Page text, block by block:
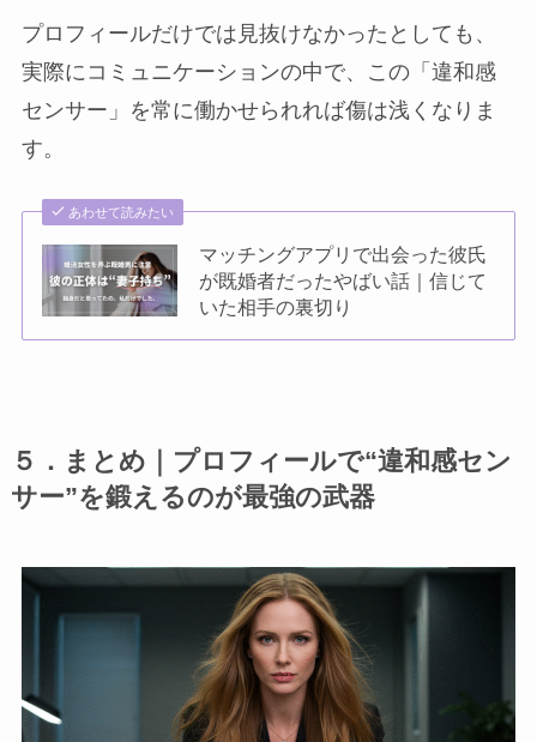
プロフィールだけでは見抜けなかったとしても、
実際にコミュニケーションの中で、この「違和感
センサー」を常に働かせられれば傷は浅くなりま
す。
あわせて読みたい
マッチングアプリで出会った彼氏
が既婚者だったやばい話｜信じて
いた相手の裏切り
５．まとめ｜プロフィールで“違和感セン
サー”を鍛えるのが最強の武器